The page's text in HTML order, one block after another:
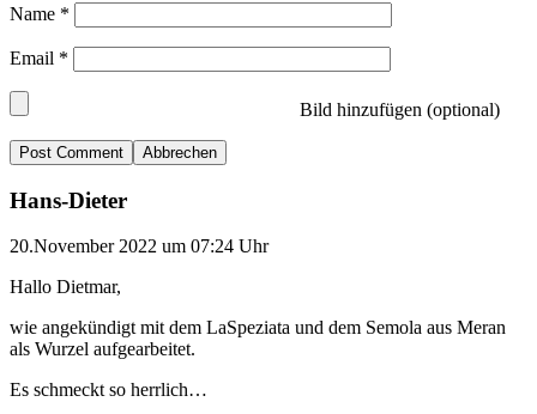
Name *
Email *
Bild hinzufügen (optional)
Abbrechen
Hans-Dieter
20.November 2022 um 07:24 Uhr
Hallo Dietmar,
wie angekündigt mit dem LaSpeziata und dem Semola aus Meran
als Wurzel aufgearbeitet.
Es schmeckt so herrlich…